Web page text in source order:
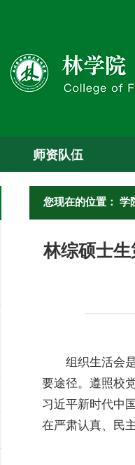
师资队伍
您现在的位置： 学
林综硕士
组织生活会
要途径。遵照校
习近平新时代中
在严肃认真、民